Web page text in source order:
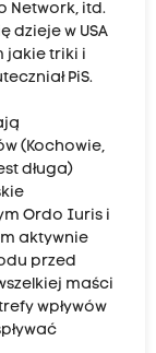
Network, itd.
dzieje w USA
jakie triki i
PiS.
(Kochowie,
długa)
Ordo Iuris i
aktywnie
przed
maści
wpływów